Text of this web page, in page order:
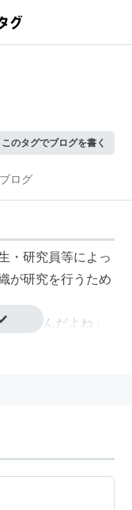
このタグでブログを書く
ログ
・研究員等によっ
が研究を行うため
しいんだよね」
に積まれている。
ていることもあ